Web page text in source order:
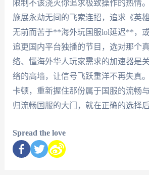
限制不该浇灭你追求极致操作的热情
施展永劫无间的飞索连招，追求《英
无前而苦于**海外玩国服lol延迟**，
追更国内平台独播的节目，选对那个
络、懂海外华人玩家需求的加速器是
络的高墙，让信号飞跃重洋不再失真
卡顿，重新握住那份属于国服的流畅
归流畅国服的大门，就在正确的选择后
Spread the love